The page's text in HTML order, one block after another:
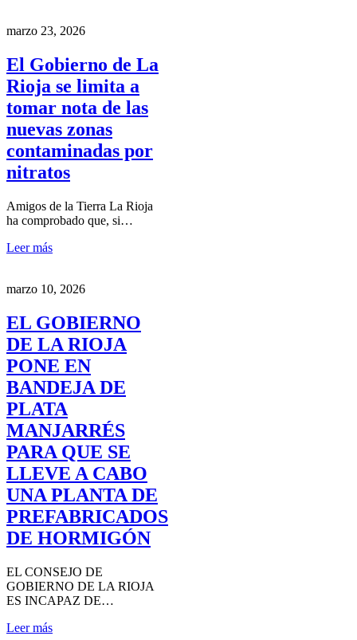
marzo 23, 2026
El Gobierno de La
Rioja se limita a
tomar nota de las
nuevas zonas
contaminadas por
nitratos
Amigos de la Tierra La Rioja
ha comprobado que, si…
Leer más
marzo 10, 2026
EL GOBIERNO
DE LA RIOJA
PONE EN
BANDEJA DE
PLATA
MANJARRÉS
PARA QUE SE
LLEVE A CABO
UNA PLANTA DE
PREFABRICADOS
DE HORMIGÓN
EL CONSEJO DE
GOBIERNO DE LA RIOJA
ES INCAPAZ DE…
Leer más